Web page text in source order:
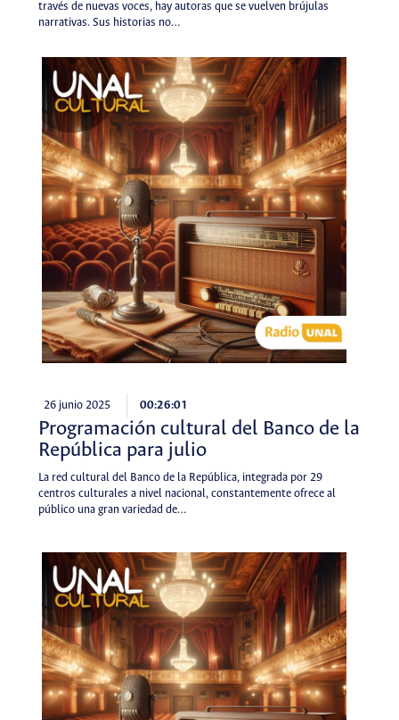
través de nuevas voces, hay autoras que se vuelven brújulas
narrativas. Sus historias no…
26 junio 2025 00:26:01
Programación cultural del Banco de la
República para julio
La red cultural del Banco de la República, integrada por 29
centros culturales a nivel nacional, constantemente ofrece al
público una gran variedad de…